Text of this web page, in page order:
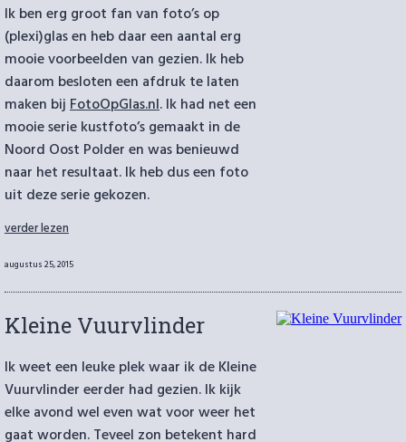
Ik ben erg groot fan van foto’s op
(plexi)glas en heb daar een aantal erg
mooie voorbeelden van gezien. Ik heb
daarom besloten een afdruk te laten
maken bijFotoOpGlas.nl. Ik had net een
mooie serie kustfoto’s gemaakt in de
Noord Oost Polder en was benieuwd
naar het resultaat. Ik heb dus een foto
uit deze serie gekozen.
“FotoOpGlas”
verder lezen
Geplaatst
augustus 25, 2015
Kleine Vuurvlinder
Ik weet een leuke plek waar ik de Kleine
Vuurvlinder eerder had gezien. Ik kijk
elke avond wel even wat voor weer het
gaat worden. Teveel zon betekent hard